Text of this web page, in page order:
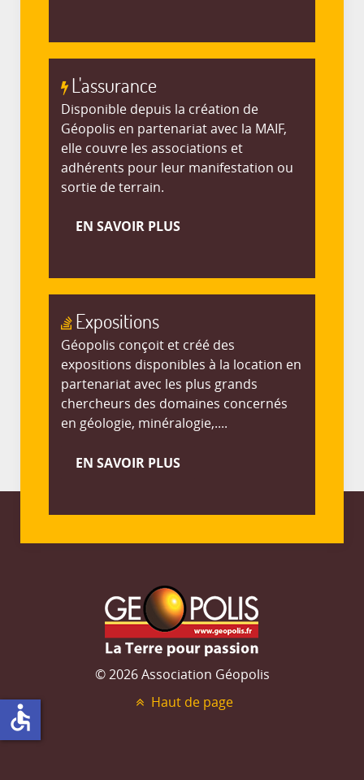
L'assurance
Disponible depuis la création de
Géopolis en partenariat avec la MAIF,
elle couvre les associations et
adhérents pour leur manifestation ou
sortie de terrain.
EN SAVOIR PLUS
Expositions
Géopolis conçoit et créé des
expositions disponibles à la location en
partenariat avec les plus grands
chercheurs des domaines concernés
en géologie, minéralogie,....
EN SAVOIR PLUS
© 2026 Association Géopolis
Haut de page
accessible